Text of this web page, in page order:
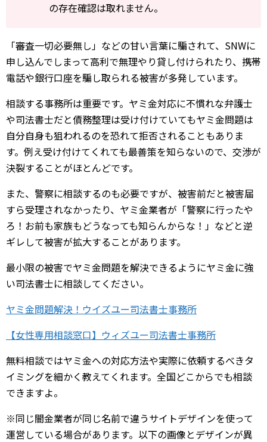
の存在確認は取れません。
「審査一切必要無し」などの甘い言葉に騙されて、SNWに
申し込んでしまって高利で無理やり貸し付けられたり、携帯
電話や銀行口座を騙し取られる被害が多発しています。
相談する事務所は重要です。ヤミ金対応に不慣れな弁護士
や司法書士だと債務整理は受け付けていてもヤミ金問題は
自分自身も狙われるのを恐れて拒否されることもありま
す。例え受け付けてくれても最善策を知らないので、交渉が
決裂することがほとんどです。
また、警察に相談するのも必要ですが、被害前だと被害届
すら受理されなかったり、ヤミ金業者が「警察に行ったや
ろ！お前も家族もどうなっても知らんからな！」などと逆
ギレして被害が拡大することがあります。
最小限の被害でヤミ金問題を解決できるようにヤミ金に強
い司法書士に相談してください。
ヤミ金問題解決！ウイズユー司法書士事務所
【女性専用相談窓口】ウィズユー司法書士事務所
無料相談ではヤミ金への対応方法や実際に依頼するべきタ
イミングを細かく教えてくれます。全国どこからでも相談
できますよ。
※同じ闇金業者が同じ名前で違うサイトデザインを使って
運営している場合があります。以下の画像とデザインが異